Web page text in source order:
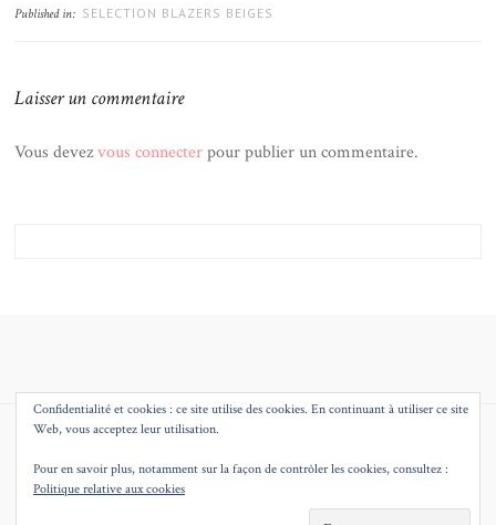
Published in: SELECTION BLAZERS BEIGES
Laisser un commentaire
Vous devezvous connecterpour publier un commentaire.
JUSTGOODTHEMES.COM
Confidentialité et cookies : ce site utilise des cookies. En continuant à utiliser ce site
Web, vous acceptez leur utilisation.
Pour en savoir plus, notamment sur la façon de contrôler les cookies, consultez :
Politique relative aux cookies